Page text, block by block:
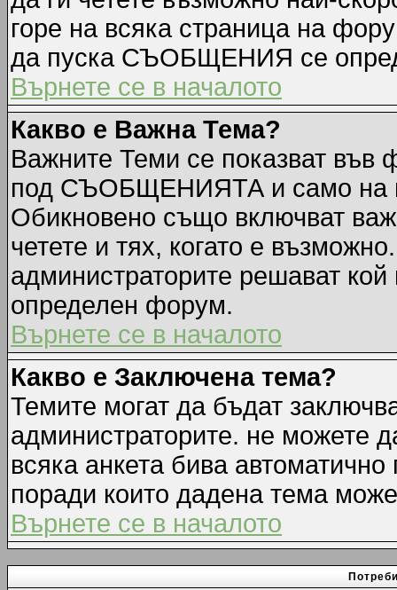
горе на всяка страница на
да пуска СЪОБЩЕНИЯ се
Върнете се в началото
Какво е Важна Тема?
Важните Теми се показват във
под СЪОБЩЕНИЯТА и само на
Обикновено също включват
четете и тях, когато е
администраторите решават
определен форум.
Върнете се в началото
Какво е Заключена тема?
Темите могат да бъдат
администраторите. не можете
всяка анкета бива
поради които дадена тема
Върнете се в началото